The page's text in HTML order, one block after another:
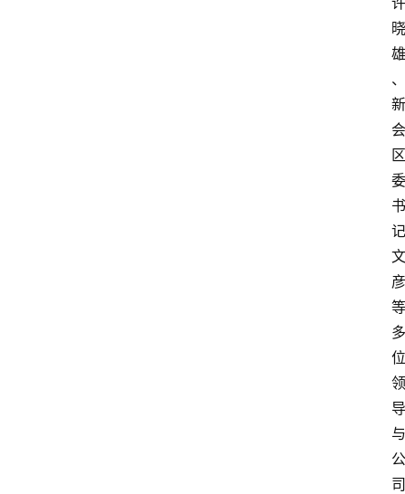
晓
雄
、
新
会
区
委
书
记
文
彦
等
多
位
领
导
与
公
司